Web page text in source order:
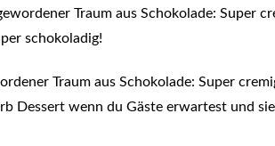
Traum aus Schokolade: Super
Dessert wenn du Gäste erwartest und